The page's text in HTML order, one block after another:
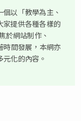
個以「教學為主、
家提供各種各樣的
於網站制作、
時間發展，本網亦
化的內容。